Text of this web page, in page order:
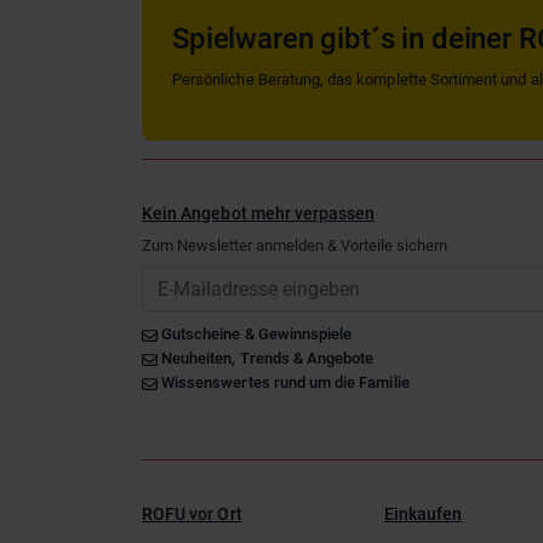
Spielwaren gibt´s in deiner
Persönliche Beratung, das komplette Sortiment und
Kein Angebot mehr verpassen
Zum Newsletter anmelden & Vorteile sichern
Gutscheine & Gewinnspiele
Neuheiten, Trends & Angebote
Wissenswertes rund um die Familie
ROFU vor Ort Einkaufen